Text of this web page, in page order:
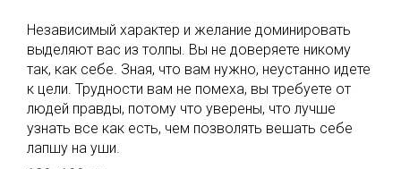
Независимый характер и желание доминировать
выделяют вас из толпы. Вы не доверяете никому
так, как себе. Зная, что вам нужно, неустанно идете
к цели. Трудности вам не помеха, вы требуете от
людей правды, потому что уверены, что лучше
узнать все как есть, чем позволять вешать себе
лапшу на уши.